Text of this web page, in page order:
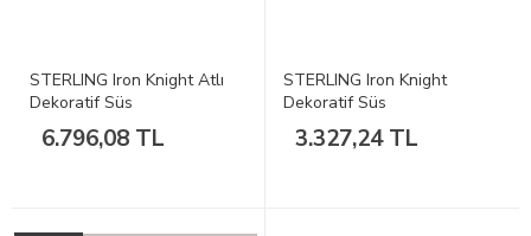
STERLING Iron Knight Atlı
Dekoratif Süs
6.796,08 TL
STERLING Iron Knight
Dekoratif Süs
3.327,24 TL